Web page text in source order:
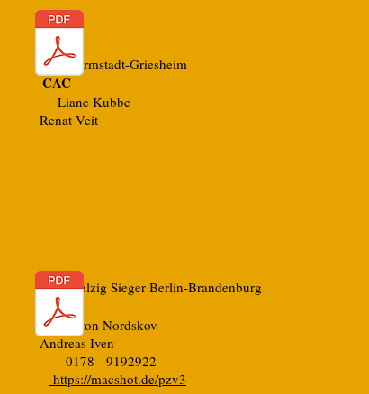
Griesheim
CAC
Kubbe
Renat Veit
Berlin-Brandenburg
CAC
Nordskov
Andreas Iven
- 9192922
https://macshot.de/pzv3